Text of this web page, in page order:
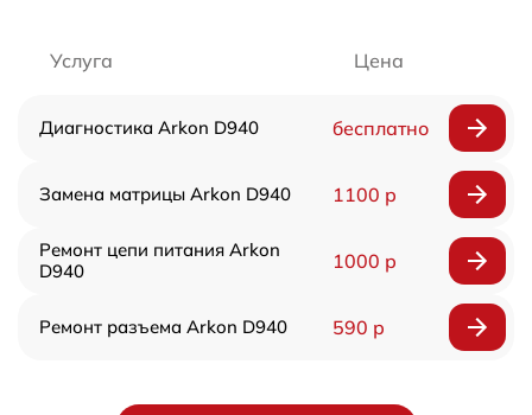
Услуга Цена
Диагностика Arkon D940 бесплатно
Замена матрицы Arkon D940 1100 р
Ремонт цепи питания Arkon
D940
1000 р
Ремонт разъема Arkon D940 590 р